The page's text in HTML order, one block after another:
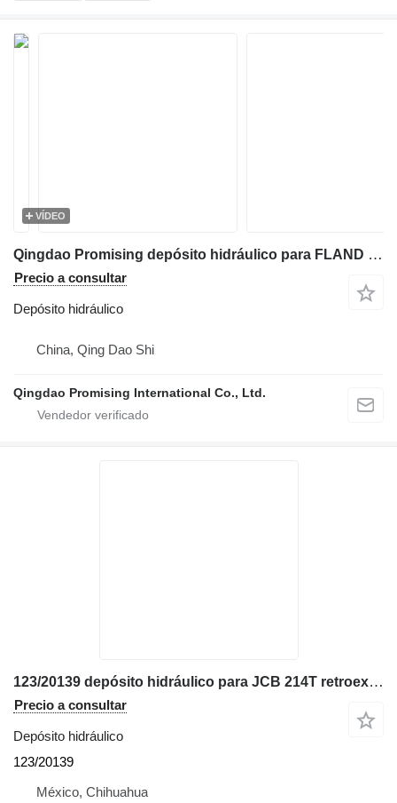
VÍDEO
Qingdao Promising depósito hidráulico para FLAND FL45 cargadora multifuncional
Precio a consultar
Depósito hidráulico
China, Qing Dao Shi
Qingdao Promising International Co., Ltd.
123/20139 depósito hidráulico para JCB 214T retroexcavadora
Precio a consultar
Depósito hidráulico
123/20139
México, Chihuahua